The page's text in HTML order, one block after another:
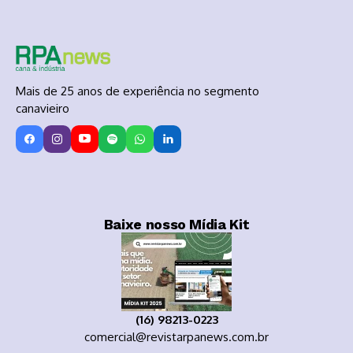
Mais de 25 anos de experiência no segmento
canavieiro
Baixe nosso Mídia Kit
(16) 98213-0223
comercial@revistarpanews.com.br